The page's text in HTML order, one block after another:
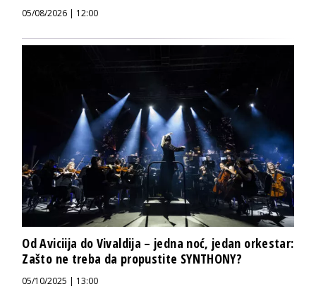
05/08/2026 | 12:00
Od Aviciija do Vivaldija – jedna noć, jedan orkestar:
Zašto ne treba da propustite SYNTHONY?
05/10/2025 | 13:00